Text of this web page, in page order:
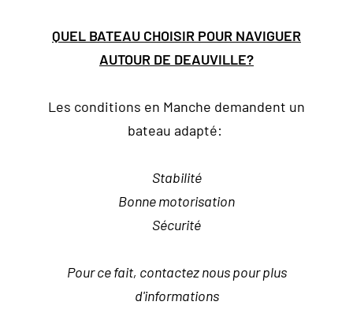
QUEL BATEAU CHOISIR POUR NAVIGUER
AUTOUR DE DEAUVILLE?
Les conditions en Manche demandent un
bateau adapté:
Stabilité
Bonne motorisation
Sécurité
Pour ce fait, contactez nous pour plus
d'informations